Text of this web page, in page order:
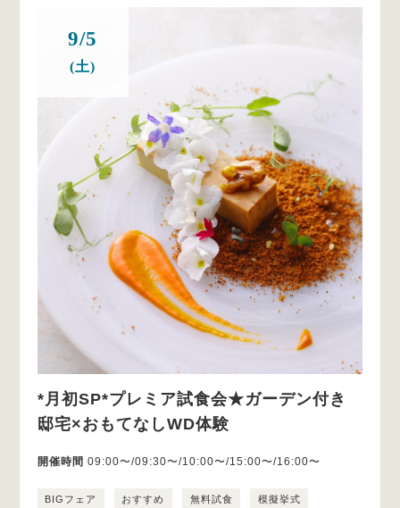
9/5
(土)
*月初SP*プレミア試食会★ガーデン付き
邸宅×おもてなしWD体験
開催時間 09:00〜/09:30〜/10:00〜/15:00〜/16:00〜
BIGフェア おすすめ 無料試食 模擬挙式